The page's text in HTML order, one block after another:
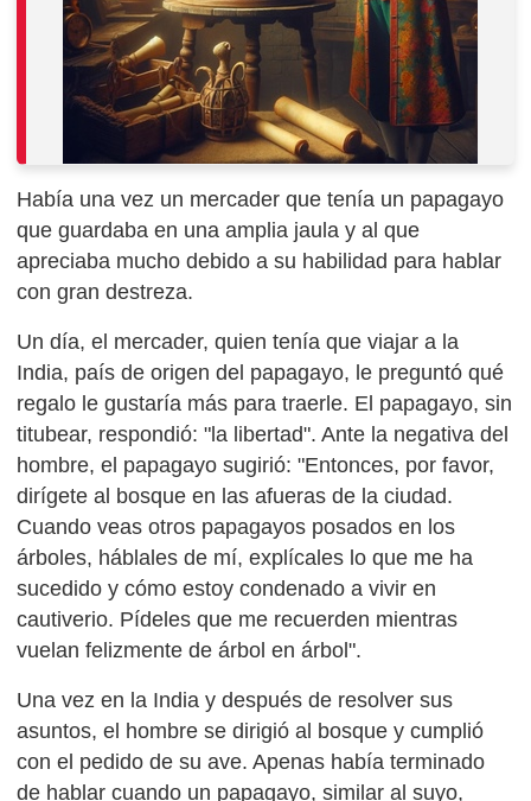
Había una vez un mercader que tenía un papagayo
que guardaba en una amplia jaula y al que
apreciaba mucho debido a su habilidad para hablar
con gran destreza.
Un día, el mercader, quien tenía que viajar a la
India, país de origen del papagayo, le preguntó qué
regalo le gustaría más para traerle. El papagayo, sin
titubear, respondió: "la libertad". Ante la negativa del
hombre, el papagayo sugirió: "Entonces, por favor,
dirígete al bosque en las afueras de la ciudad.
Cuando veas otros papagayos posados en los
árboles, háblales de mí, explícales lo que me ha
sucedido y cómo estoy condenado a vivir en
cautiverio. Pídeles que me recuerden mientras
vuelan felizmente de árbol en árbol".
Una vez en la India y después de resolver sus
asuntos, el hombre se dirigió al bosque y cumplió
con el pedido de su ave. Apenas había terminado
de hablar cuando un papagayo, similar al suyo,